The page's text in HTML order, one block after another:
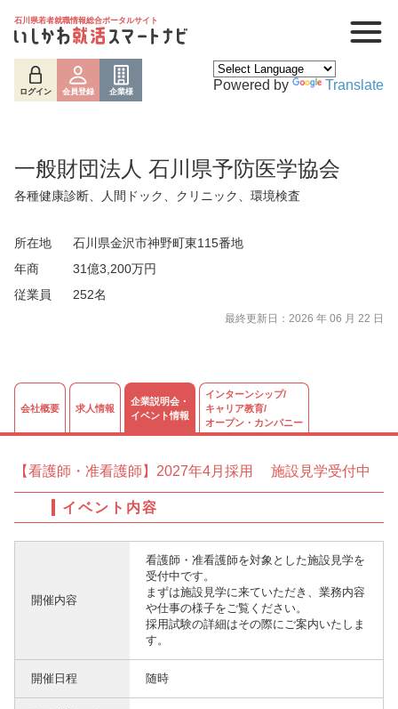
石川県若者就職情報総合ポータルサイト
ログイン 会員登録 企業様 Powered by Translate
会員登録 企業様
一般財団法人 石川県予防医学協会
各種健康診断、人間ドック、クリニック、環境検査
所在地
石川県金沢市神野町東115番地
年商
31億3,200万円
従業員
252名
最終更新日：2026 年 06 月 22 日
会社概要 求人情報
企業説明会・
イベント情報
インターンシップ/
キャリア教育/
オープン・カンパニー
【看護師・准看護師】2027年4月採用 施設見学受付中
イベント内容
開催内容
看護師・准看護師を対象とした施設見学を
受付中です。
まずは施設見学に来ていただき、業務内容
や仕事の様子をご覧ください。
採用試験の詳細はその際にご案内いたしま
す。
開催日程 随時